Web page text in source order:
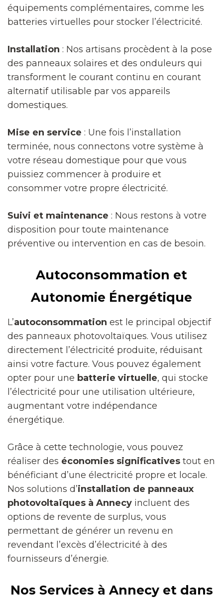
équipements complémentaires, comme les
batteries virtuelles pour stocker l’électricité.
Installation : Nos artisans procèdent à la pose
des panneaux solaires et des onduleurs qui
transforment le courant continu en courant
alternatif utilisable par vos appareils
domestiques.
Mise en service : Une fois l’installation
terminée, nous connectons votre système à
votre réseau domestique pour que vous
puissiez commencer à produire et
consommer votre propre électricité.
Suivi et maintenance : Nous restons à votre
disposition pour toute maintenance
préventive ou intervention en cas de besoin.
Autoconsommation et
Autonomie Énergétique
L’autoconsommation est le principal objectif
des panneaux photovoltaïques. Vous utilisez
directement l’électricité produite, réduisant
ainsi votre facture. Vous pouvez également
opter pour une batterie virtuelle, qui stocke
l’électricité pour une utilisation ultérieure,
augmentant votre indépendance
énergétique.
Grâce à cette technologie, vous pouvez
réaliser des économies significatives tout en
bénéficiant d’une électricité propre et locale.
Nos solutions d’installation de panneaux
photovoltaïques à Annecy incluent des
options de revente de surplus, vous
permettant de générer un revenu en
revendant l’excès d’électricité à des
fournisseurs d’énergie.
Nos Services à Annecy et dans